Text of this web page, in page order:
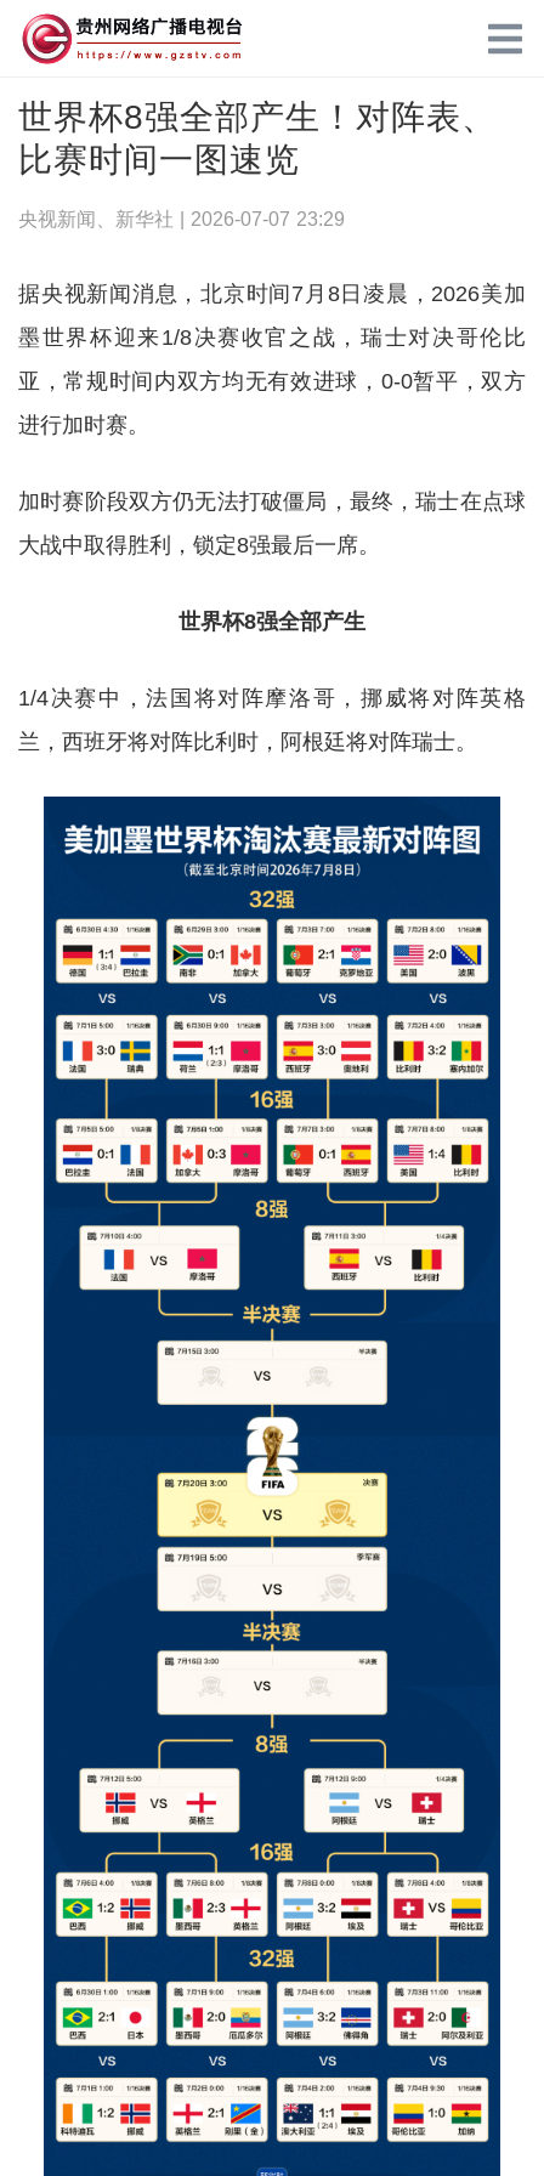
世界杯8强全部产生！对阵表、
比赛时间一图速览
央视新闻、新华社 | 2026-07-07 23:29
据央视新闻消息，北京时间7月8日凌晨，2026美加
墨世界杯迎来1/8决赛收官之战，瑞士对决哥伦比
亚，常规时间内双方均无有效进球，0-0暂平，双方
进行加时赛。
加时赛阶段双方仍无法打破僵局，最终，瑞士在点球
大战中取得胜利，锁定8强最后一席。
世界杯8强全部产生
1/4决赛中，法国将对阵摩洛哥，挪威将对阵英格
兰，西班牙将对阵比利时，阿根廷将对阵瑞士。